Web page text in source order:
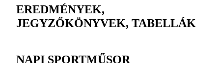
EREDMÉNYEK,
JEGYZŐKÖNYVEK, TABELLÁK
NAPI SPORTMŰSOR